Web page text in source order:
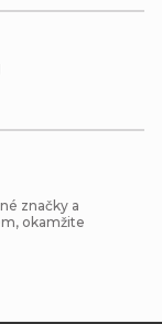
značky a
okamžite